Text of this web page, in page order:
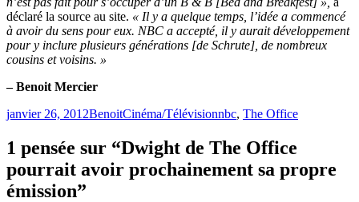
déclaré la source au site. « Il y a quelque temps, l’idée a commencé
à avoir du sens pour eux. NBC a accepté, il y aurait développement
pour y inclure plusieurs générations [de Schrute], de nombreux
cousins et voisins. »
– Benoit Mercier
Publié
janvier 26, 2012BenoitCatégories
Cinéma/TélévisionÉtiquettes
nbc, The Office
1 pensée sur “Dwight de The Office
pourrait avoir prochainement sa propre
émission”